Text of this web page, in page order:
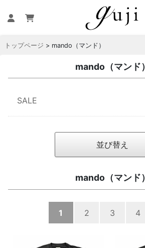
トップページ > mando（マンド）
mando（マンド）
SALE
並び替え
mando（マンド）
1 2 3 4